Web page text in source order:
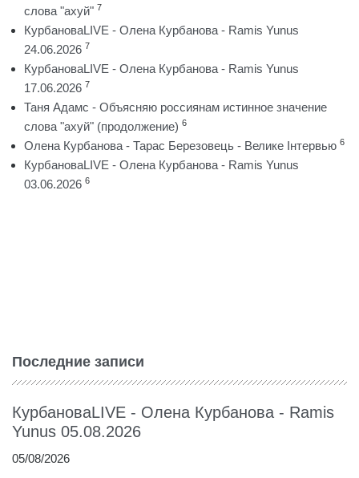
слова "ахуй" 7
КурбановаLIVE - Олена Курбанова - Ramis Yunus
24.06.2026 7
КурбановаLIVE - Олена Курбанова - Ramis Yunus
17.06.2026 7
Таня Адамс - Объясняю россиянам истинное значение
слова "ахуй" (продолжение) 6
Олена Курбанова - Тарас Березовець - Велике Інтервью 6
КурбановаLIVE - Олена Курбанова - Ramis Yunus
03.06.2026 6
Последние записи
КурбановаLIVE - Олена Курбанова - Ramis
Yunus 05.08.2026
05/08/2026